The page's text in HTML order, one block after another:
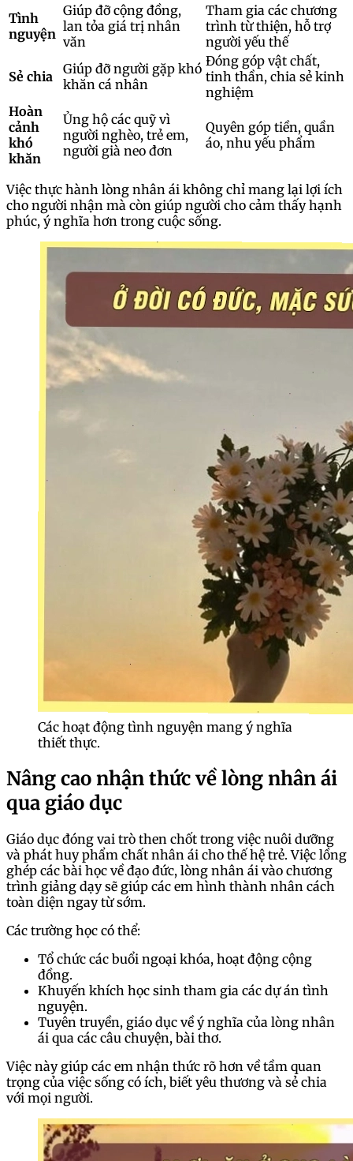
Tình
nguyện
Giúp đỡ cộng đồng,
lan tỏa giá trị nhân
văn
Tham gia các chương
trình từ thiện, hỗ trợ
người yếu thế
Sẻ chia
Giúp đỡ người gặp khó
khăn cá nhân
Đóng góp vật chất,
tinh thần, chia sẻ kinh
nghiệm
Hoàn
cảnh
khó
khăn
Ủng hộ các quỹ vì
người nghèo, trẻ em,
người già neo đơn
Quyên góp tiền, quần
áo, nhu yếu phẩm
Việc thực hành lòng nhân ái không chỉ mang lại lợi ích
cho người nhận mà còn giúp người cho cảm thấy hạnh
phúc, ý nghĩa hơn trong cuộc sống.
Các hoạt động tình nguyện mang ý nghĩa
thiết thực.
Nâng cao nhận thức về lòng nhân ái
qua giáo dục
Giáo dục đóng vai trò then chốt trong việc nuôi dưỡng
và phát huy phẩm chất nhân ái cho thế hệ trẻ. Việc lồng
ghép các bài học về đạo đức, lòng nhân ái vào chương
trình giảng dạy sẽ giúp các em hình thành nhân cách
toàn diện ngay từ sớm.
Các trường học có thể:
Tổ chức các buổi ngoại khóa, hoạt động cộng
đồng.
Khuyến khích học sinh tham gia các dự án tình
nguyện.
Tuyên truyền, giáo dục về ý nghĩa của lòng nhân
ái qua các câu chuyện, bài thơ.
Việc này giúp các em nhận thức rõ hơn về tầm quan
trọng của việc sống có ích, biết yêu thương và sẻ chia
với mọi người.